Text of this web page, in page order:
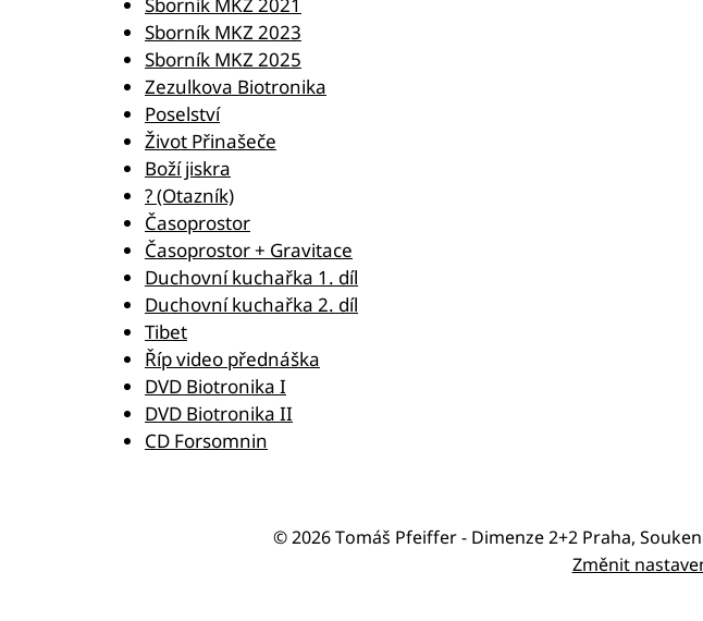
Sborník MKZ 2023
Sborník MKZ 2025
Zezulkova Biotronika
Poselství
Život Přinašeče
Boží jiskra
? (Otazník)
Časoprostor
Časoprostor + Gravitace
Duchovní kuchařka 1. díl
Duchovní kuchařka 2. díl
Tibet
Říp video přednáška
DVD Biotronika I
DVD Biotronika II
CD Forsomnin
© 2026 Tomáš Pfeiffer - Dimenze 2+2 Praha,
Změnit